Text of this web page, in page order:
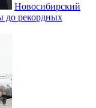
Новосибирский
до рекордных